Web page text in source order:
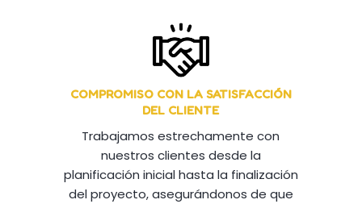
COMPROMISO CON LA SATISFACCIÓN
DEL CLIENTE
Trabajamos estrechamente con
nuestros clientes desde la
planificación inicial hasta la finalización
del proyecto, asegurándonos de que